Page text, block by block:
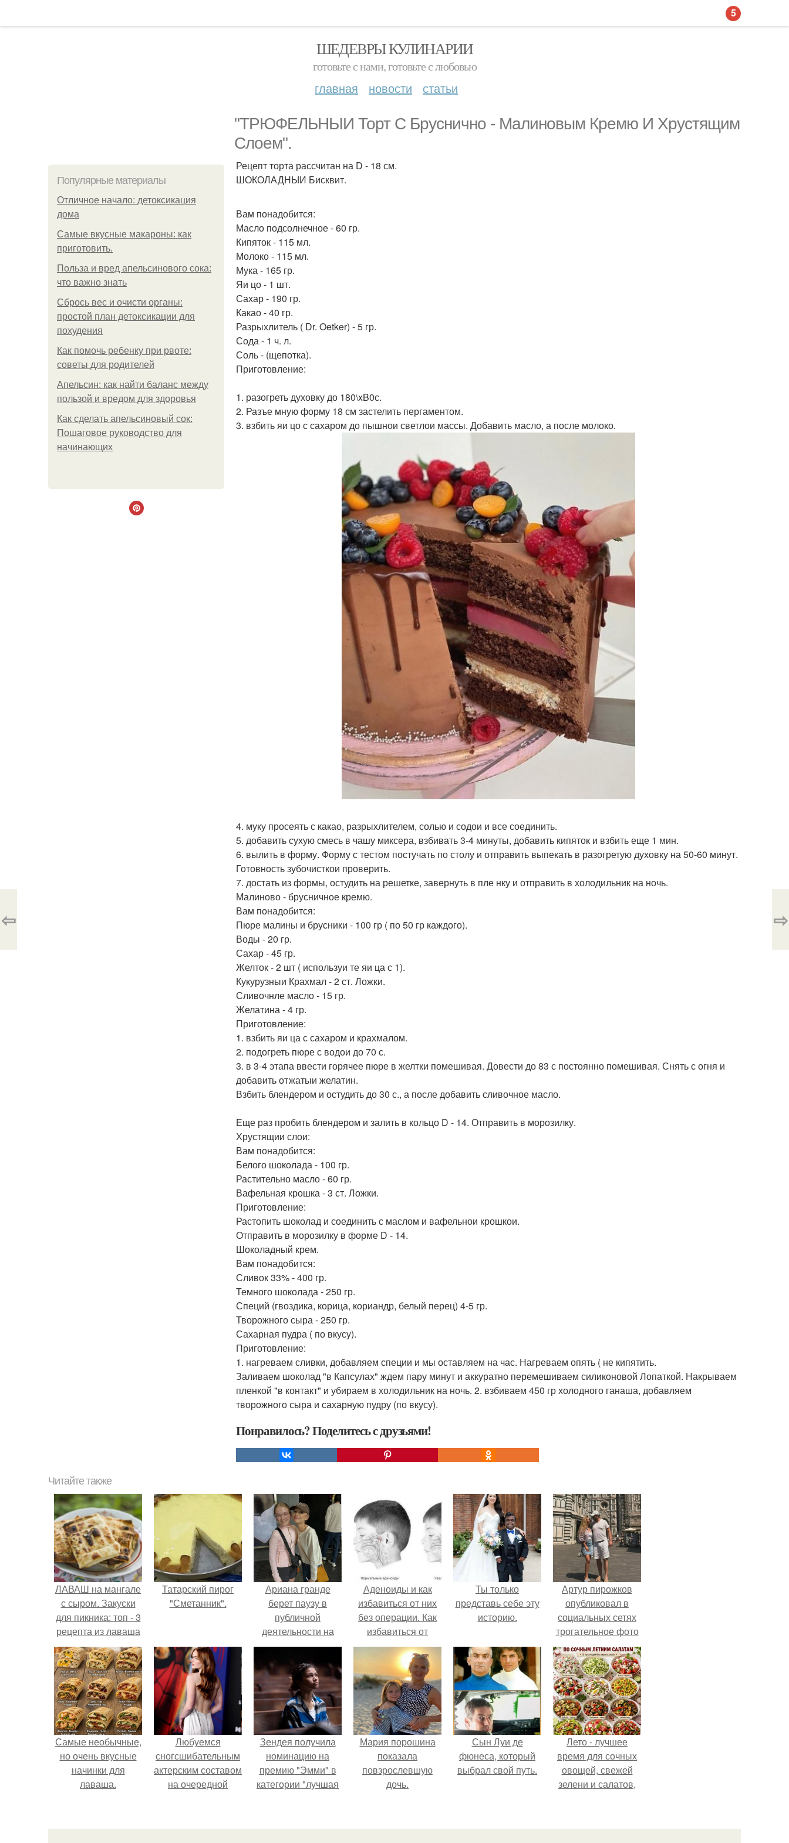
ШЕДЕВРЫ КУЛИНАРИИ
готовьте с нами, готовьте с любовью
главная новости статьи
"ТРЮФЕЛЬНЫИ Торт С Бруснично - Малиновым Кремю И Хрустящим
Слоем".
Популярные материалы
Отличное начало: детоксикация
дома
Самые вкусные макароны: как
приготовить.
Польза и вред апельсинового сока:
что важно знать
Сбрось вес и очисти органы:
простой план детоксикации для
похудения
Как помочь ребенку при рвоте:
советы для родителей
Апельсин: как найти баланс между
пользой и вредом для здоровья
Как сделать апельсиновый сок:
Пошаговое руководство для
начинающих
Рецепт торта рассчитан на D - 18 см.
ШОКОЛАДНЫИ Бисквит.
Вам понадобится:
Масло подсолнечное - 60 гр.
Кипяток - 115 мл.
Молоко - 115 мл.
Мука - 165 гр.
Яи цо - 1 шт.
Сахар - 190 гр.
Какао - 40 гр.
Разрыхлитель ( Dr. Oetker) - 5 гр.
Сода - 1 ч. л.
Соль - (щепотка).
Приготовление:
1. разогреть духовку до 180\xB0с.
2. Разъе мную форму 18 см застелить пергаментом.
3. взбить яи цо с сахаром до пышнои светлои массы. Добавить масло, а после молоко.
4. муку просеять с какао, разрыхлителем, солью и содои и все соединить.
5. добавить сухую смесь в чашу миксера, взбивать 3-4 минуты, добавить кипяток и взбить еще 1 мин.
6. вылить в форму. Форму с тестом постучать по столу и отправить выпекать в разогретую духовку на 50-60 минут.
Готовность зубочисткои проверить.
7. достать из формы, остудить на решетке, завернуть в пле нку и отправить в холодильник на ночь.
Малиново - брусничное кремю.
Вам понадобится:
Пюре малины и брусники - 100 гр ( по 50 гр каждого).
Воды - 20 гр.
Сахар - 45 гр.
Желток - 2 шт ( используи те яи ца с 1).
Кукурузныи Крахмал - 2 ст. Ложки.
Сливочнле масло - 15 гр.
Желатина - 4 гр.
Приготовление:
1. взбить яи ца с сахаром и крахмалом.
2. подогреть пюре с водои до 70 с.
3. в 3-4 этапа ввести горячее пюре в желтки помешивая. Довести до 83 с постоянно помешивая. Снять с огня и
добавить отжатыи желатин.
Взбить блендером и остудить до 30 с., а после добавить сливочное масло.
Еще раз пробить блендером и залить в кольцо D - 14. Отправить в морозилку.
Хрустящии слои:
Вам понадобится:
Белого шоколада - 100 гр.
Растительно масло - 60 гр.
Вафельная крошка - 3 ст. Ложки.
Приготовление:
Растопить шоколад и соединить с маслом и вафельнои крошкои.
Отправить в морозилку в форме D - 14.
Шоколадный крем.
Вам понадобится:
Сливок 33% - 400 гр.
Темного шоколада - 250 гр.
Специй (гвоздика, корица, кориандр, белый перец) 4-5 гр.
Творожного сыра - 250 гр.
Сахарная пудра ( по вкусу).
Приготовление:
1. нагреваем сливки, добавляем специи и мы оставляем на час. Нагреваем опять ( не кипятить.
Заливаем шоколад "в Капсулах" ждем пару минут и аккуратно перемешиваем силиконовой Лопаткой. Накрываем
пленкой "в контакт" и убираем в холодильник на ночь. 2. взбиваем 450 гр холодного ганаша, добавляем
творожного сыра и сахарную пудру (по вкусу).
Понравилось? Поделитесь с друзьями!
⇦ ⇨
Читайте также
ЛАВАШ на мангале
с сыром. Закуски
для пикника: топ - 3
рецепта из лаваша
на мангале на
любой вкус.
Татарский пирог
"Сметанник".
Ариана гранде
берет паузу в
публичной
деятельности на
фоне слухов о
своем здоровье.
Аденоиды и как
избавиться от них
без операции. Как
избавиться от
аденоидов без
операции?
Ты только
представь себе эту
историю.
Артур пирожков
опубликовал в
социальных сетях
трогательное фото
с супругой
Анжеликой,
сделанное во
время их недавнего
путешествия в
Италию.
Самые необычные,
но очень вкусные
начинки для
лаваша.
Любуемся
сногсшибательным
актерским составом
на очередной
Зендея получила
номинацию на
премию "Эмми" в
категории "лучшая
сериале" за третий
Мария порошина
показала
повзрослевшую
дочь.
Сын Луи де
фюнеса, который
выбрал свой путь.
Лето - лучшее
время для сочных
овощей, свежей
зелени и салатов,
несколько минут.
5